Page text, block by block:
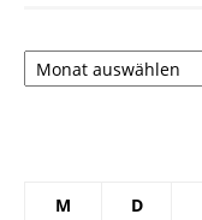
Архив
M D